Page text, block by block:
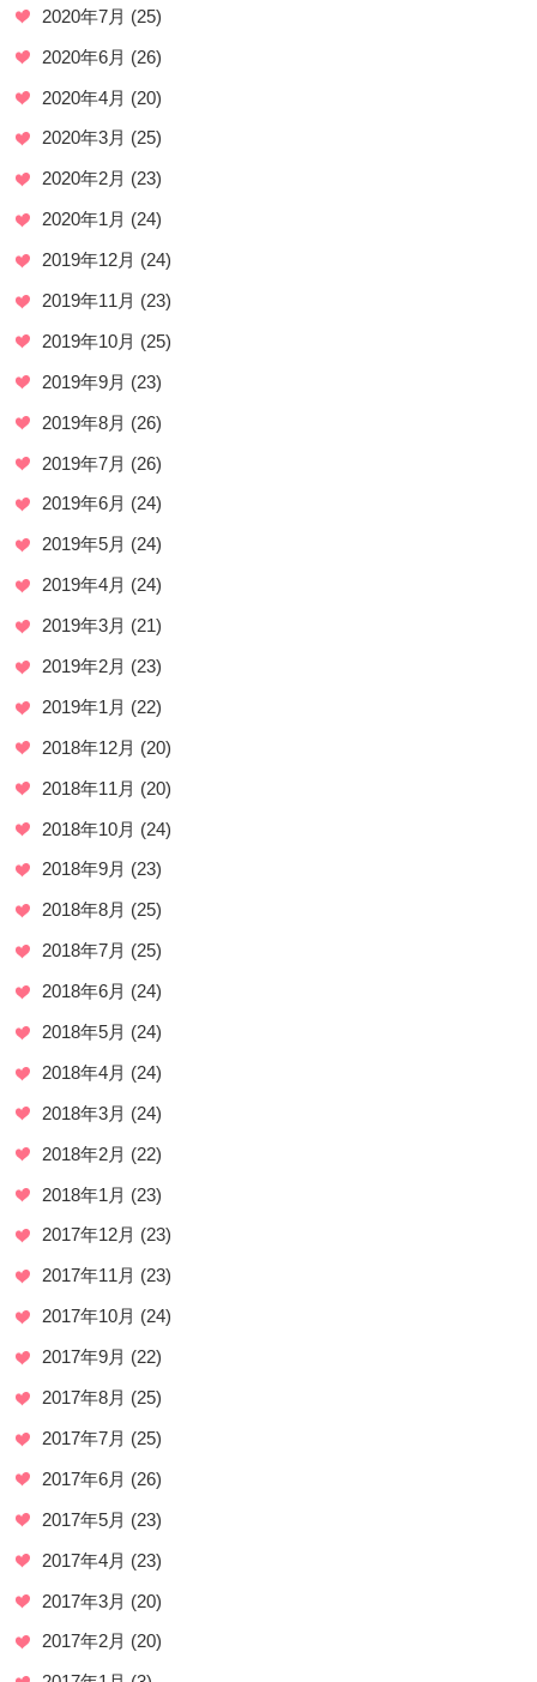
2020年7月 (25)
2020年6月 (26)
2020年4月 (20)
2020年3月 (25)
2020年2月 (23)
2020年1月 (24)
2019年12月 (24)
2019年11月 (23)
2019年10月 (25)
2019年9月 (23)
2019年8月 (26)
2019年7月 (26)
2019年6月 (24)
2019年5月 (24)
2019年4月 (24)
2019年3月 (21)
2019年2月 (23)
2019年1月 (22)
2018年12月 (20)
2018年11月 (20)
2018年10月 (24)
2018年9月 (23)
2018年8月 (25)
2018年7月 (25)
2018年6月 (24)
2018年5月 (24)
2018年4月 (24)
2018年3月 (24)
2018年2月 (22)
2018年1月 (23)
2017年12月 (23)
2017年11月 (23)
2017年10月 (24)
2017年9月 (22)
2017年8月 (25)
2017年7月 (25)
2017年6月 (26)
2017年5月 (23)
2017年4月 (23)
2017年3月 (20)
2017年2月 (20)